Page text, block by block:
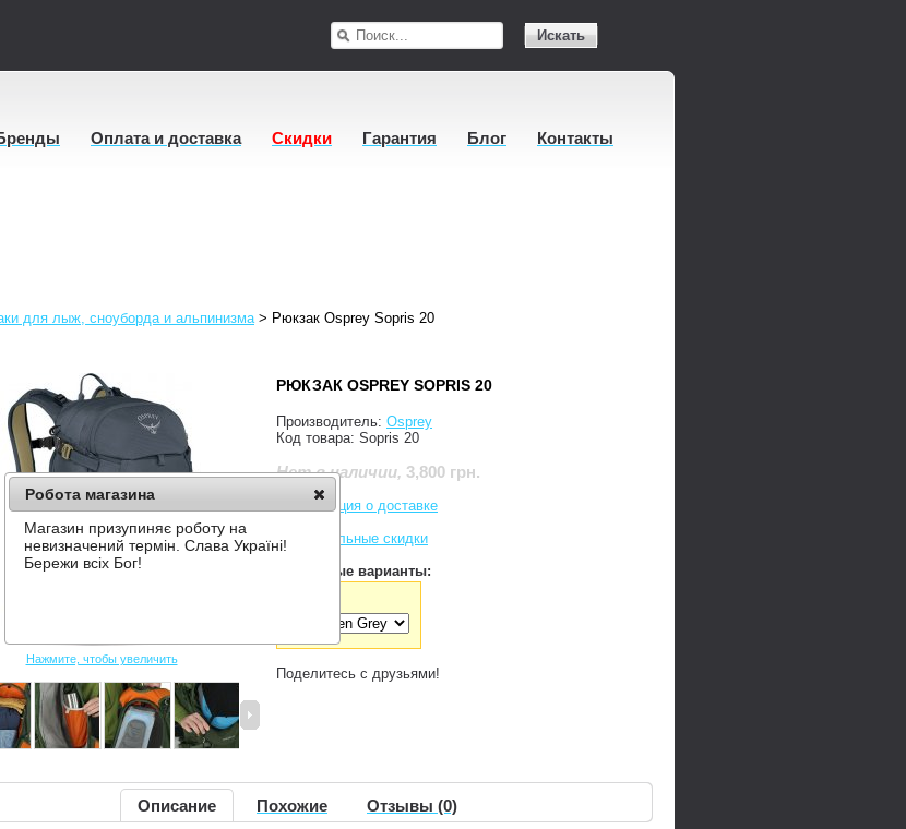
Искать
Оплата и доставка Скидки Гарантия Блог Контакты
для лыж, сноуборда и альпинизма > Рюкзак Osprey Sopris 20
Нажмите, чтобы увеличить
РЮКЗАК OSPREY SOPRIS 20
Производитель: Osprey
Код товара: Sopris 20
Нет в наличии, 3,800 грн.
Информация о доставке
Накопительные скидки
Доступные варианты:
Поделитесь с друзьями!
Описание Похожие Отзывы (0)
Робота магазина
Магазин призупиняє роботу на
невизначений термін. Слава Україні!
Бережи всіх Бог!